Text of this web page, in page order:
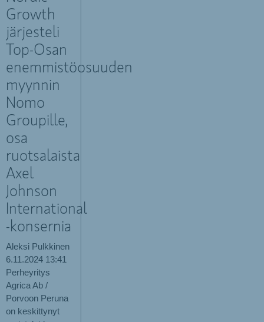
Growth
järjesteli
Top-Osan
enemmistöosuuden
myynnin
Nomo
Groupille,
osa
ruotsalaista
Axel
Johnson
International
-konsernia
Aleksi Pulkkinen
6.11.2024 13:41
Perheyritys
Agrica Ab /
Porvoon Peruna
on keskittynyt